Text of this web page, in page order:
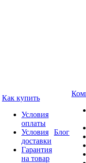
Как купить
Условия
оплаты
Условия
доставки
Гарантия
на товар
Блог